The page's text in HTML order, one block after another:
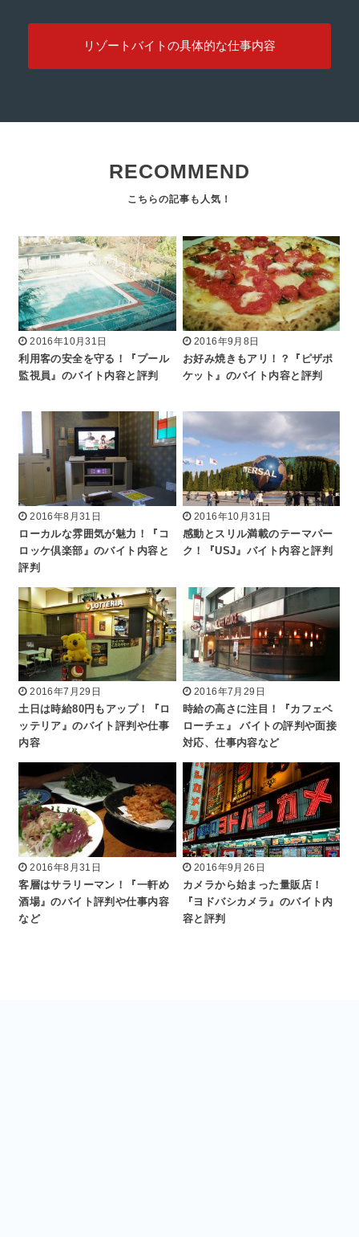
リゾートバイトの具体的な仕事内容
RECOMMEND
2016年10月31日
利用客の安全を守る！『プール
監視員』のバイト内容と評判
2016年9月8日
お好み焼きもアリ！？『ピザポ
ケット』のバイト内容と評判
2016年8月31日
ローカルな雰囲気が魅力！『コ
ロッケ倶楽部』のバイト内容と
評判
2016年10月31日
感動とスリル満載のテーマパー
ク！『USJ』バイト内容と評判
2016年7月29日
土日は時給80円もアップ！『ロ
ッテリア』のバイト評判や仕事
内容
2016年7月29日
時給の高さに注目！『カフェベ
ローチェ』 バイトの評判や面接
対応、仕事内容など
2016年8月31日
客層はサラリーマン！『一軒め
酒場』のバイト評判や仕事内容
など
2016年9月26日
カメラから始まった量販店！
『ヨドバシカメラ』のバイト内
容と評判